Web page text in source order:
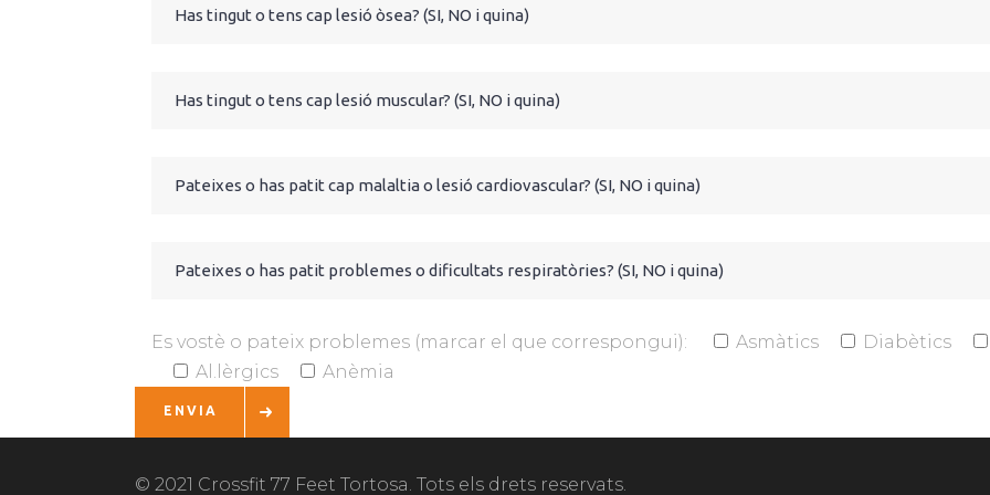
Es vostè o pateix problemes (marcar el que correspongui): Asmàtics Diabètics
Al.lèrgics
Anèmia
ENVIA
© 2021 Crossfit 77 Feet Tortosa. Tots els drets reservats.